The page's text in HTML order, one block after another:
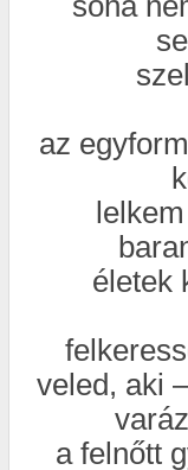
az
életek
veled, aki
a felnőtt